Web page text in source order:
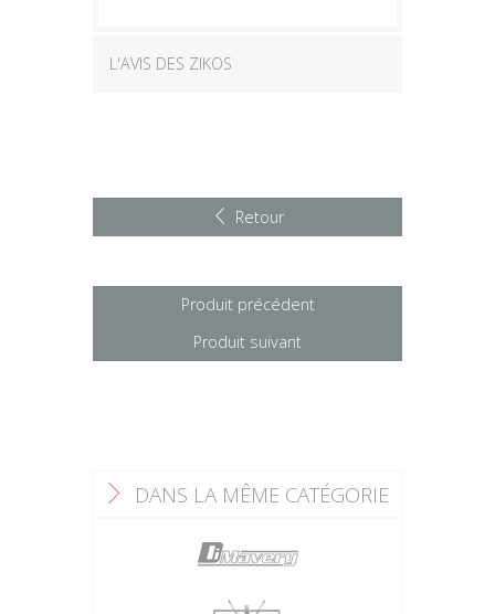
L'AVIS DES ZIKOS
Retour
Produit précédent
Produit suivant
F DANS LA MÊME CATÉGORIE